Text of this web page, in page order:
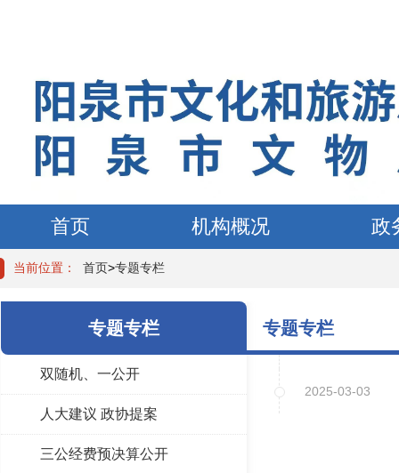
首页 机构概况 政
当前位置： 首页>专题专栏
专题专栏
双随机、一公开
人大建议 政协提案
三公经费预决算公开
专题专栏
2025-03-03